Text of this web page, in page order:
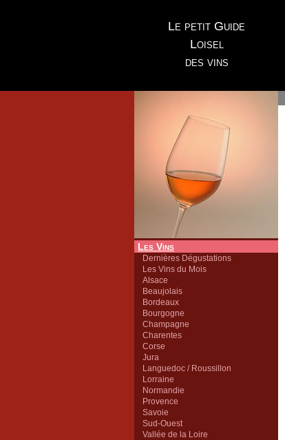
Le petit Guide
Loisel
des vins
Les Vins
Dernières Dégustations
Les Vins du Mois
Alsace
Beaujolais
Bordeaux
Bourgogne
Champagne
Charentes
Corse
Jura
Languedoc / Roussillon
Lorraine
Normandie
Provence
Savoie
Sud-Ouest
Vallée de la Loire